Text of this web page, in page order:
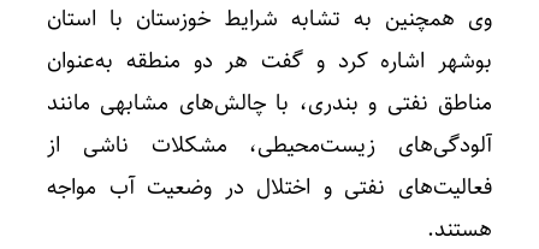
وی همچنین به تشابه شرایط خوزستان با استان
بوشهر اشاره کرد و گفت هر دو منطقه به‌عنوان
مناطق نفتی و بندری، با چالش‌های مشابهی مانند
آلودگی‌های زیست‌محیطی، مشکلات ناشی از
فعالیت‌های نفتی و اختلال در وضعیت آب مواجه
هستند.